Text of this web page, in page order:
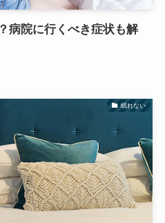
病院に行くべき症状も解
眠れない